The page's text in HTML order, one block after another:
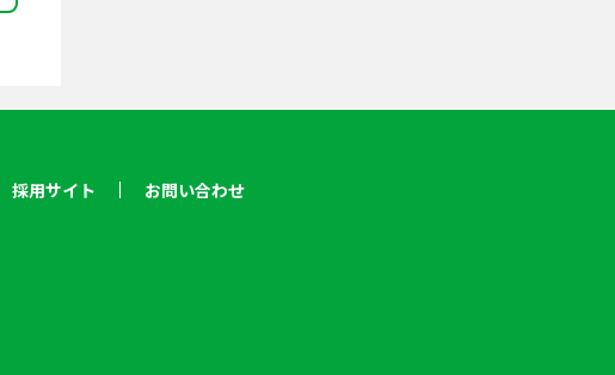
採用サイト お問い合わせ